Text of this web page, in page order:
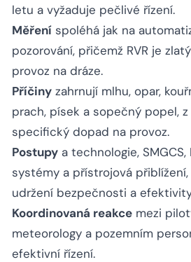
letu a vyžaduje pečlivé řízení.
Měření spoléhá jak na
pozorování, přičemž RVR je
provoz na dráze.
Příčiny zahrnují mlhu, opar,
prach, písek a sopečný popel,
specifický dopad na provoz.
Postupy a technologie, SMGCS,
systémy a přístrojová
udržení bezpečnosti a
Koordinovaná reakce mezi
meteorology a pozemním
efektivní řízení.